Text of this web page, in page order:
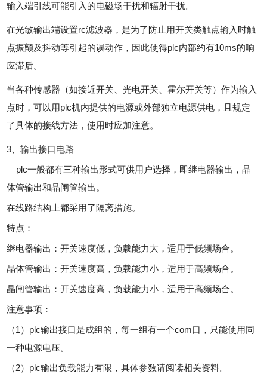
输入端引线可能引入的电磁场干扰和辐射干扰。
在光敏输出端设置rc滤波器，是为了防止用开关类触点输入时触
点振颤及抖动等引起的误动作，因此使得plc内部约有10ms的响
应滞后。
当各种传感器（如接近开关、光电开关、霍尔开关等）作为输入
点时，可以用plc机内提供的电源或外部独立电源供电，且规定
了具体的接线方法，使用时应加注意。
3、输出接口电路
plc一般都有三种输出形式可供用户选择，即继电器输出，晶
体管输出和晶闸管输出。
在线路结构上都采用了隔离措施。
特点：
继电器输出：开关速度低，负载能力大，适用于低频场合。
晶体管输出：开关速度高，负载能力小，适用于高频场合。
晶闸管输出：开关速度高，负载能力小，适用于高频场合。
注意事项：
（1）plc输出接口是成组的，每一组有一个com口，只能使用同
一种电源电压。
（2）plc输出负载能力有限，具体参数请阅读相关资料。